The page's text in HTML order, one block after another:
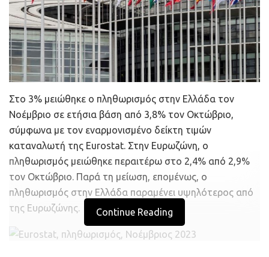
Στο 3% μειώθηκε ο πληθωρισμός στην Ελλάδα τον
Νοέμβριο σε ετήσια βάση από 3,8% τον Οκτώβριο,
σύμφωνα με τον εναρμονισμένο δείκτη τιμών
καταναλωτή της Eurostat. Στην Ευρωζώνη, ο
πληθωρισμός μειώθηκε περαιτέρω στο 2,4% από 2,9%
τον Οκτώβριο. Παρά τη μείωση, επομένως, ο
πληθωρισμός στην Ελλάδα παραμένει υψηλότερος από
της Ευρωζώνης.
Continue Reading